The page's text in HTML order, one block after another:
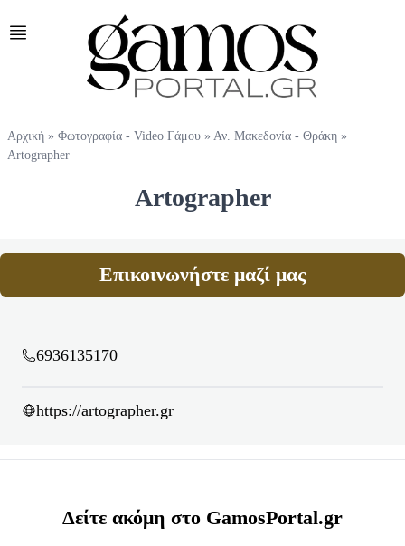
Αρχική » Φωτογραφία - Video Γάμου » Αν. Μακεδονία - Θράκη »
Artographer
Artographer
Επικοινωνήστε μαζί μας
6936135170
https://artographer.gr
Δείτε ακόμη στο GamosPortal.gr